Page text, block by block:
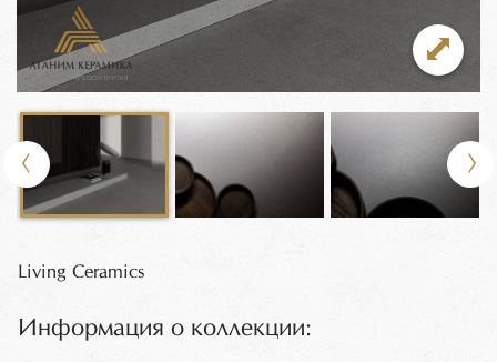
Living Ceramics
Информация о коллекции: